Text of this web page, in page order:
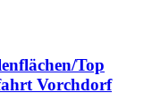
Top
Vorchdorf